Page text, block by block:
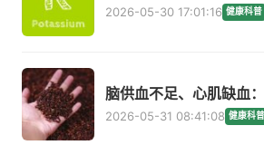
2026-05-30 17:01:16 健康科普
脑供血不足、心肌缺血
2026-05-31 08:41:08 健康科普